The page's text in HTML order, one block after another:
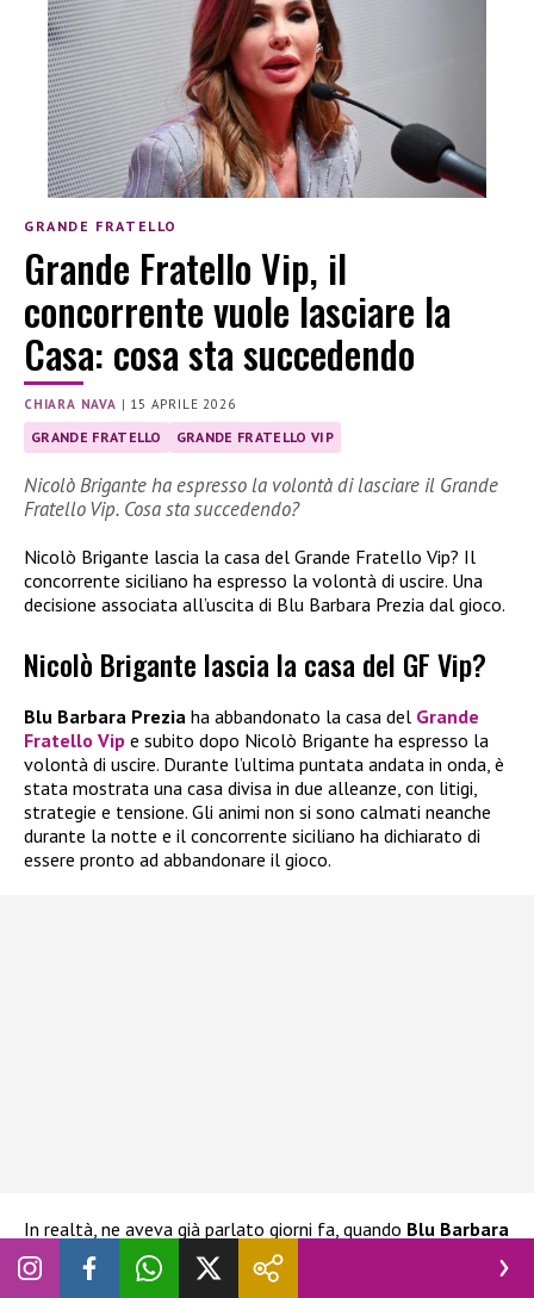
GRANDE FRATELLO
Grande Fratello Vip, il
concorrente vuole lasciare la
Casa: cosa sta succedendo
CHIARA NAVA | 15 APRILE 2026
GRANDE FRATELLO GRANDE FRATELLO VIP
Nicolò Brigante ha espresso la volontà di lasciare il Grande
Fratello Vip. Cosa sta succedendo?
Nicolò Brigante lascia la casa del Grande Fratello Vip? Il
concorrente siciliano ha espresso la volontà di uscire. Una
decisione associata all’uscita di Blu Barbara Prezia dal gioco.
Nicolò Brigante lascia la casa del GF Vip?
Blu Barbara Prezia ha abbandonato la casa del Grande
Fratello Vip e subito dopo Nicolò Brigante ha espresso la
volontà di uscire. Durante l’ultima puntata andata in onda, è
stata mostrata una casa divisa in due alleanze, con litigi,
strategie e tensione. Gli animi non si sono calmati neanche
durante la notte e il concorrente siciliano ha dichiarato di
essere pronto ad abbandonare il gioco.
In realtà, ne aveva già parlato giorni fa, quando Blu Barbara
Prezia
era al televoto con Adriana Volpe, Alessandra
Mussolini e Lucia Ilarido. L’ex tronista aveva già espresso